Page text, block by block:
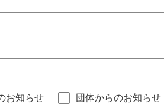
お知らせ 団体からのお知らせ